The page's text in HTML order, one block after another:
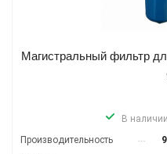
Магистральный фильтр
В
Производитель­ность